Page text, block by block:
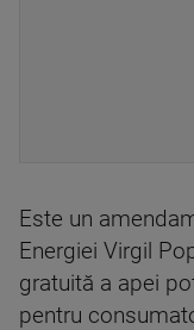
Este un
Energiei Virgil
gratuită a apei
pentru